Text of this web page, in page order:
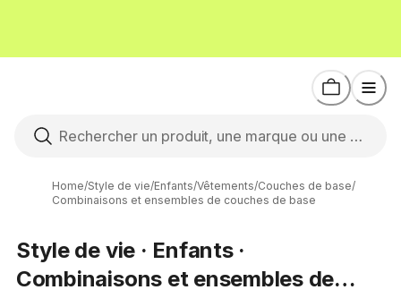
Home/Style de vie/Enfants/Vêtements/Couches de base/
Combinaisons et ensembles de couches de base
Style de vie · Enfants ·
Combinaisons et ensembles de